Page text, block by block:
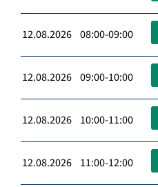
12.08.2026 08:00-09:00
12.08.2026 09:00-10:00
12.08.2026 10:00-11:00
12.08.2026 11:00-12:00